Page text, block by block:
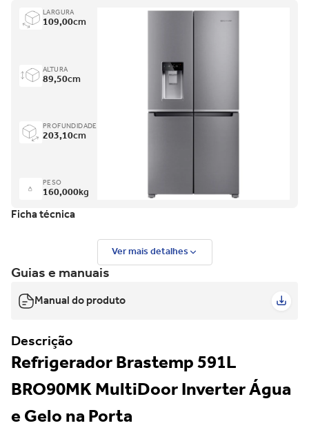
LARGURA
109,00cm
ALTURA
89,50cm
PROFUNDIDADE
203,10cm
PESO
160,000kg
Ficha técnica
Ver mais detalhes
Guias e manuais
Manual do produto
Descrição
Refrigerador Brastemp 591L
BRO90MK MultiDoor Inverter Água
e Gelo na Porta